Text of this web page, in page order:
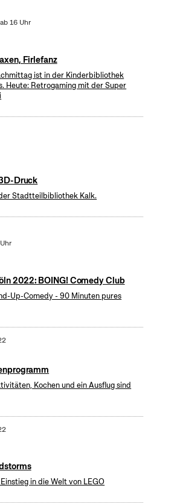
16 Uhr
Firlefanz
ist in der Kinderbibliothek
Heute: Retrogaming mit der Super
Druck
Stadtteilbibliothek Kalk.
2022: BOING! Comedy Club
Up-Comedy - 90 Minuten pures
Kochen und ein Ausflug sind
in die Welt von LEGO